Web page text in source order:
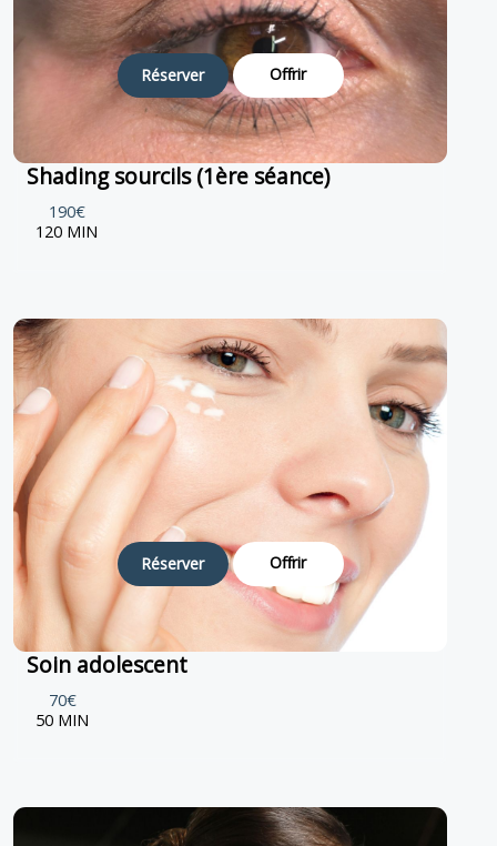
Réserver Offrir
Shading sourcils (1ère séance)
190€
120 MIN
Réserver Offrir
Soin adolescent
70€
50 MIN